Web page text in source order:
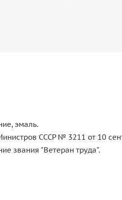
эмаль.
СССР № 3211 от 10
звания "Ветеран труда".